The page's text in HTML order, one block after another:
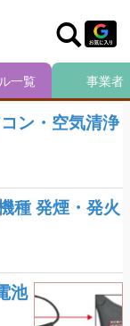
ン・空気清浄
種 発煙・発火
池
一覧 事業者